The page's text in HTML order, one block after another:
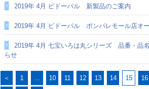
2019年 4月 ビドーパル 新製品のご案内
2019年 4月 ビドーパル ポンパレモール店オ
2019年 4月 七宝いろは丸シリーズ 品番・品
らせ
＜ 1 … 10 11 12 13 14 15 16